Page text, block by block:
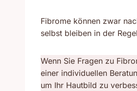
Fibrome können zwar
selbst bleiben in der
Wenn Sie Fragen zu
einer individuellen
um Ihr Hautbild zu